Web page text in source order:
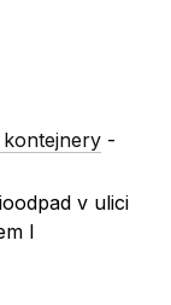
kontejnery -
v ulici
I